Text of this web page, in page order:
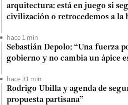
arquitectura: está en juego si
civilización o retrocedemos a la
hace 1 min
Sebastián Depolo: “Una fuerza
gobierno y no cambia un ápice
hace 31 min
Rodrigo Ubilla y agenda de
propuesta partisana”